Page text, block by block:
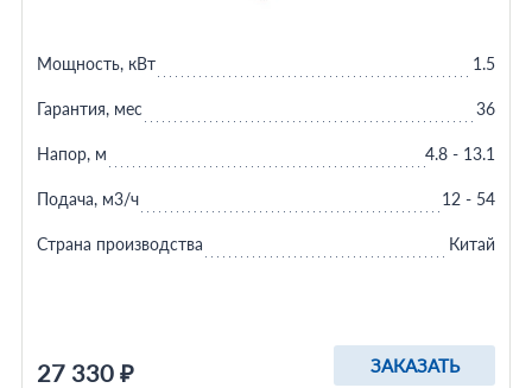
27 330 ₽ ЗАКАЗАТЬ
Мощность, кВт 1.5
Гарантия, мес 36
Напор, м 4.8 - 13.1
Подача, м3/ч 12 - 54
Страна производства Китай